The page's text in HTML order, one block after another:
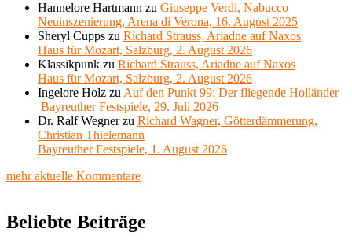
Hannelore Hartmann zu Giuseppe Verdi, Nabucco
Neuinszenierung, Arena di Verona, 16. August 2025
Sheryl Cupps zu Richard Strauss, Ariadne auf Naxos
Haus für Mozart, Salzburg, 2. August 2026
Klassikpunk zu Richard Strauss, Ariadne auf Naxos
Haus für Mozart, Salzburg, 2. August 2026
Ingelore Holz zu Auf den Punkt 99: Der fliegende Holländer
Bayreuther Festspiele, 29. Juli 2026
Dr. Ralf Wegnerzu Richard Wagner, Götterdämmerung,
Christian Thielemann
Bayreuther Festspiele, 1. August 2026
mehr aktuelle Kommentare
Beliebte Beiträge